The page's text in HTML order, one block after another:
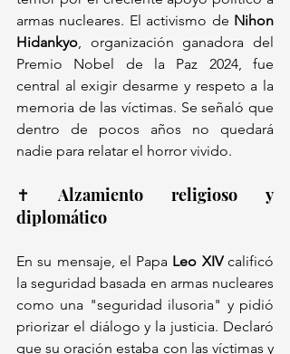
armas nucleares. El activismo de Nihon
Hidankyo , organización ganadora del
Premio Nobel de la Paz 2024, fue
central al exigir desarme y respeto a la
memoria de las víctimas. Se señaló que
dentro de pocos años no quedará
nadie para relatar el horror vivido.
✝️ Alzamiento religioso y
diplomático
En su mensaje, el Papa Leo XIV calificó
la seguridad basada en armas nucleares
como una "seguridad ilusoria" y pidió
priorizar el diálogo y la justicia. Declaró
que su oración estaba con las víctimas y